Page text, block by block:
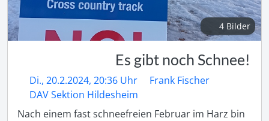
4 Bilder
Es gibt noch Schnee!
Di., 20.2.2024, 20:36 Uhr
Frank Fischer
DAV Sektion Hildesheim
Nach einem fast schneefreien Februar im Harz bin